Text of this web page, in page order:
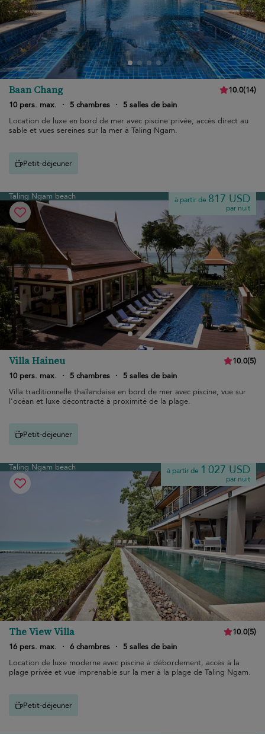
Baan Chang 10.0(14)
10 pers. max.
· 5 chambres ·
5 salles de bain
Location de luxe en bord de mer avec piscine privée, accès direct au
sable et vues sereines sur la mer à Taling Ngam.
Petit-déjeuner
Taling Ngam beach à partir de 817 USD
par nuit
Villa Haineu 10.0(5)
10 pers. max.
· 5 chambres ·
5 salles de bain
Villa traditionnelle thaïlandaise en bord de mer avec piscine, vue sur
l'océan et luxe décontracté à proximité de la plage.
Petit-déjeuner
Taling Ngam beach à partir de 1 027 USD
par nuit
The View Villa 10.0(5)
16 pers. max.
· 6 chambres ·
5 salles de bain
Location de luxe moderne avec piscine à débordement, accès à la
plage privée et vue imprenable sur la mer à la plage de Taling Ngam.
Petit-déjeuner